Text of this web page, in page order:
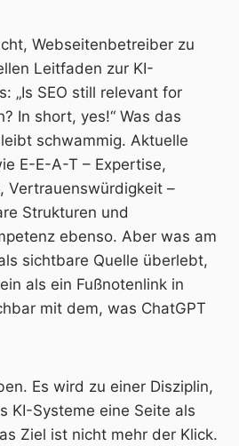
Webseitenbetreiber zu
Leitfaden zur KI-
„Is SEO still relevant for
In short, yes!“ Was das
schwammig. Aktuelle
E-E-A-T – Expertise,
Vertrauenswürdigkeit –
Strukturen und
ebenso. Aber was am
sichtbare Quelle überlebt,
als ein Fußnotenlink in
mit dem, was ChatGPT
Es wird zu einer Disziplin,
KI-Systeme eine Seite als
Ziel ist nicht mehr der Klick.